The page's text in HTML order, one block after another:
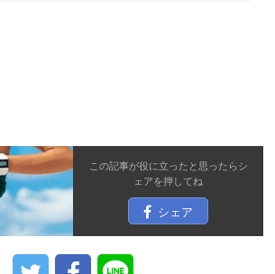
この記事が役に立ったと思ったらシ
ェアを押してね
シェア